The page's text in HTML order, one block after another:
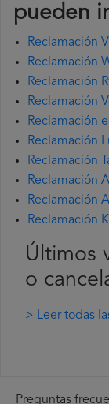
pueden
Reclamación
Reclamación
Reclamación
Reclamación
Reclamación
Reclamación
Reclamación
Reclamación
Reclamación
Reclamación
Últimos
o
> Leer todas
Preguntas